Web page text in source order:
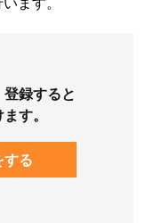
録すると
す。
る